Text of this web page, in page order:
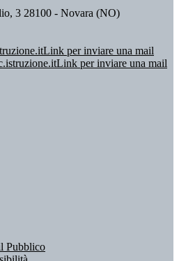
3 28100 - Novara (NO)
Link per inviare una mail
Link per inviare una mail
Pubblico